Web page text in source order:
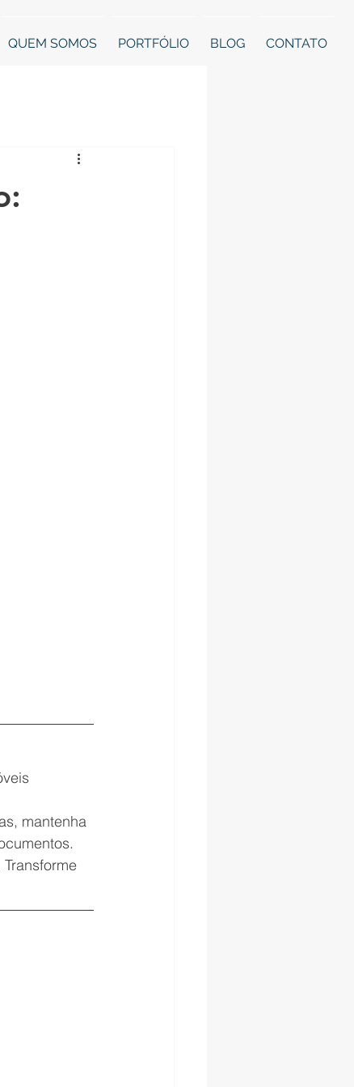
QUEM SOMOS PORTFÓLIO BLOG CONTATO
mantenha